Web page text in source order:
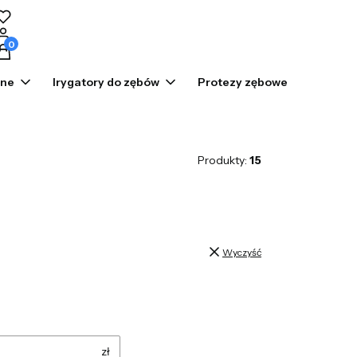
w koszyku: 0. Zobacz szczegóły
Irygatory do zębów Protezy zębowe
Produkty: 15
Wyczyść
zł